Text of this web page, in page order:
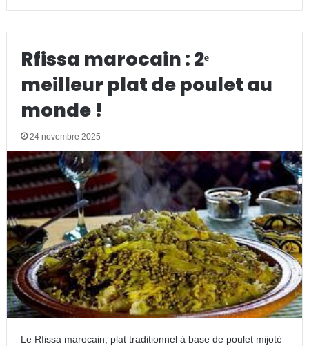
Rfissa marocain : 2ᵉ
meilleur plat de poulet au
monde !
24 novembre 2025
Le Rfissa marocain, plat traditionnel à base de poulet mijoté